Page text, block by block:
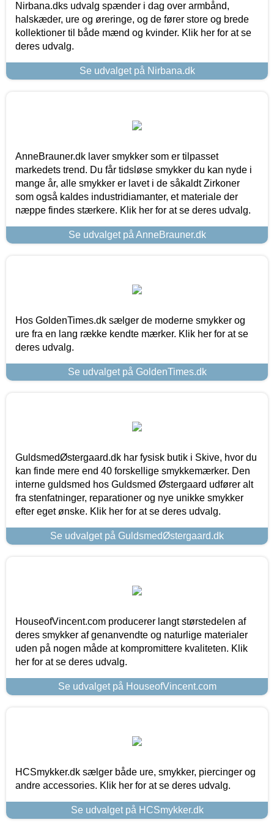
Nirbana.dks udvalg spænder i dag over armbånd,
halskæder, ure og øreringe, og de fører store og brede
kollektioner til både mænd og kvinder. Klik her for at se
deres udvalg.
Se udvalget på Nirbana.dk
AnneBrauner.dk laver smykker som er tilpasset
markedets trend. Du får tidsløse smykker du kan nyde i
mange år, alle smykker er lavet i de såkaldt Zirkoner
som også kaldes industridiamanter, et materiale der
næppe findes stærkere. Klik her for at se deres udvalg.
Se udvalget på AnneBrauner.dk
Hos GoldenTimes.dk sælger de moderne smykker og
ure fra en lang række kendte mærker. Klik her for at se
deres udvalg.
Se udvalget på GoldenTimes.dk
GuldsmedØstergaard.dk har fysisk butik i Skive, hvor du
kan finde mere end 40 forskellige smykkemærker. Den
interne guldsmed hos Guldsmed Østergaard udfører alt
fra stenfatninger, reparationer og nye unikke smykker
efter eget ønske. Klik her for at se deres udvalg.
Se udvalget på GuldsmedØstergaard.dk
HouseofVincent.com producerer langt størstedelen af
deres smykker af genanvendte og naturlige materialer
uden på nogen måde at kompromittere kvaliteten. Klik
her for at se deres udvalg.
Se udvalget på HouseofVincent.com
HCSmykker.dk sælger både ure, smykker, piercinger og
andre accessories. Klik her for at se deres udvalg.
Se udvalget på HCSmykker.dk